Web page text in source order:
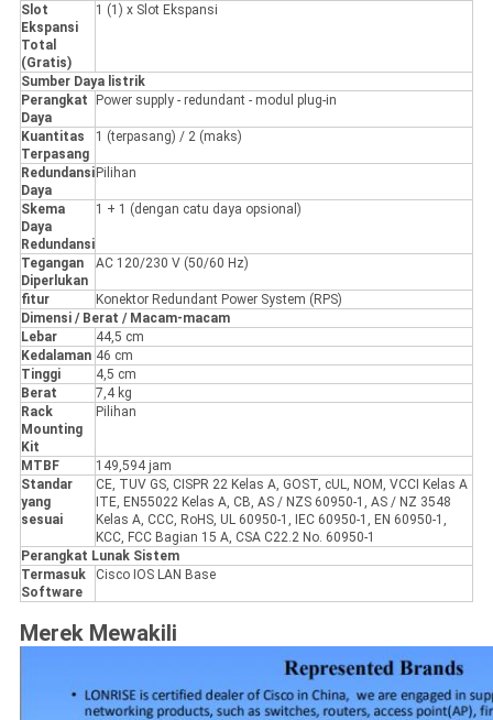
Slot
Ekspansi
Total
(Gratis)
1 (1) x Slot Ekspansi
Sumber Daya listrik
Perangkat
Daya
Power supply - redundant - modul plug-in
Kuantitas
Terpasang
1 (terpasang) / 2 (maks)
Redundansi
Daya
Pilihan
Skema
Daya
Redundansi
1 + 1 (dengan catu daya opsional)
Tegangan
Diperlukan
AC 120/230 V (50/60 Hz)
fitur
Konektor Redundant Power System (RPS)
Dimensi / Berat / Macam-macam
Lebar
44,5 cm
Kedalaman 46 cm
Tinggi
4,5 cm
Berat
7,4 kg
Rack
Mounting
Kit
Pilihan
MTBF
149,594 jam
Standar
yang
sesuai
CE, TUV GS, CISPR 22 Kelas A, GOST, cUL, NOM, VCCI Kelas A
ITE, EN55022 Kelas A, CB, AS / NZS 60950-1, AS / NZ 3548
Kelas A, CCC, RoHS, UL 60950-1, IEC 60950-1, EN 60950-1,
KCC, FCC Bagian 15 A, CSA C22.2 No. 60950-1
Perangkat Lunak Sistem
Termasuk
Software
Cisco IOS LAN Base
Merek Mewakili